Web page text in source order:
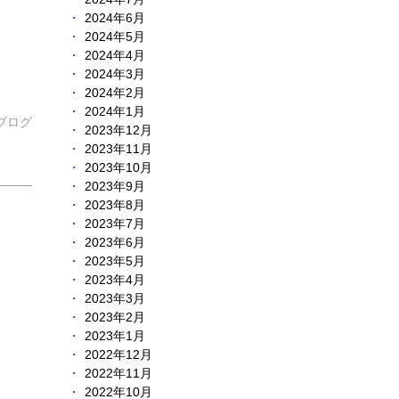
ログ
2024年6月
2024年5月
2024年4月
2024年3月
2024年2月
2024年1月
2023年12月
2023年11月
2023年10月
2023年9月
2023年8月
2023年7月
2023年6月
2023年5月
2023年4月
2023年3月
2023年2月
2023年1月
2022年12月
2022年11月
2022年10月